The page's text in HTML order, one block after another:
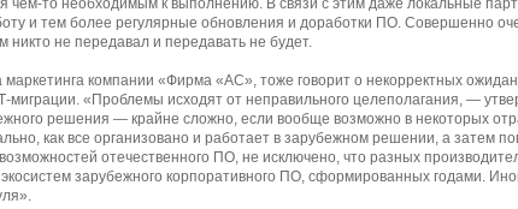
чем-то необходимым к выполнению. В связи с этим даже локальные
и тем более регулярные обновления и доработки ПО. Совершенно
не передавал и передавать не будет.
компании «Фирма «АС», тоже говорит о некорректных
миграции. «Проблемы исходят от неправильного целеполагания, —
решения — крайне сложно, если вообще возможно в некоторых
как все организовано и работает в зарубежном решении, а затем
отечественного ПО, не исключено, что разных
зарубежного корпоративного ПО, сформированных годами.